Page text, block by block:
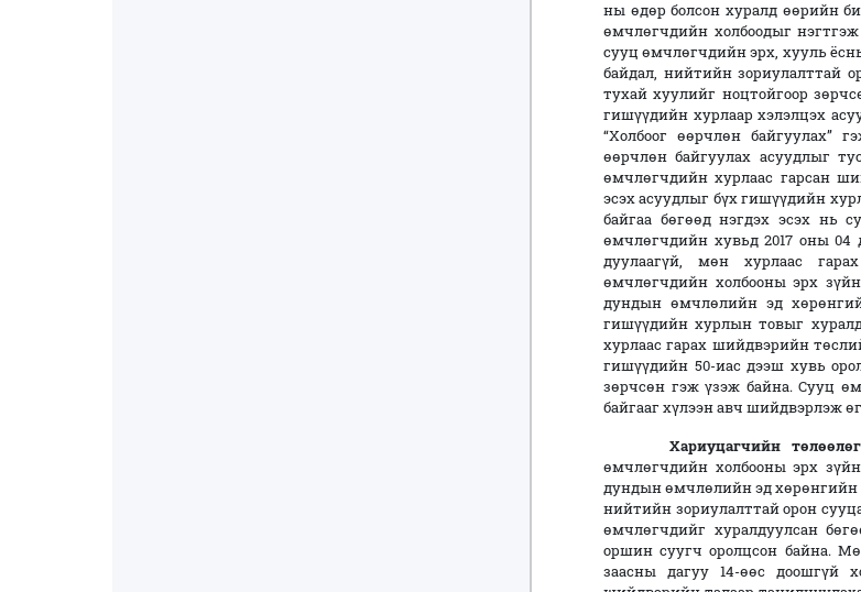
ны өдөр болсон хуралд өөрийн
өмчлөгчдийн холбоодыг
сууц өмчлөгчдийн эрх, хууль
байдал, нийтийн зориулалттай
тухай хуулийг ноцтойгоор
гишүүдийн хурлаар хэлэлцэх
“Холбоог өөрчлөн байгуулах”
өөрчлөн байгуулах асуудлыг
өмчлөгчдийн хурлаас гарсан
эсэх асуудлыг бүх гишүүдийн
байгаа бөгөөд нэгдэх эсэх нь
өмчлөгчдийн хувьд 2017 оны 04
дуулаагүй, мөн хурлаас
өмчлөгчдийн холбооны эрх
дундын өмчлөлийн эд
гишүүдийн хурлын товыг
хурлаас гарах шийдвэрийн
гишүүдийн 50-иас дээш хувь
зөрчсөн гэж үзэж байна. Сууц
байгааг хүлээн авч шийдвэрлэж
Хариуцагчийн төлөөлөгч
өмчлөгчдийн холбооны эрх
дундын өмчлөлийн эд хөрөнгийн
нийтийн зориулалттай орон
өмчлөгчдийг хуралдуулсан
оршин суугч оролцсон байна.
заасны дагуу 14-өөс доошгүй